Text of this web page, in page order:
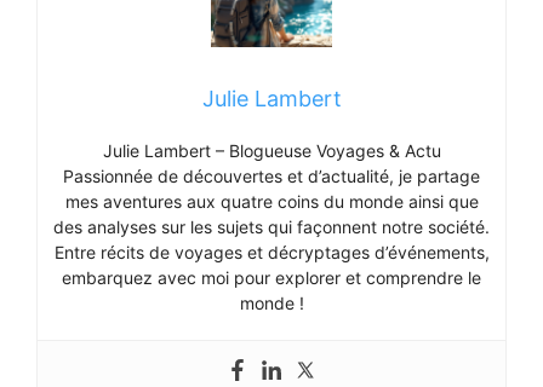
Julie Lambert
Julie Lambert – Blogueuse Voyages & Actu
Passionnée de découvertes et d’actualité, je partage
mes aventures aux quatre coins du monde ainsi que
des analyses sur les sujets qui façonnent notre société.
Entre récits de voyages et décryptages d’événements,
embarquez avec moi pour explorer et comprendre le
monde !